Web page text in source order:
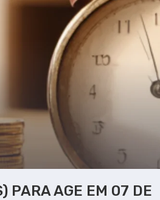
PARA AGE EM 07 DE